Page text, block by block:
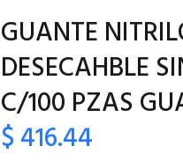
GUANTE
DESECAHBLE
C/100 PZAS
$ 416.44